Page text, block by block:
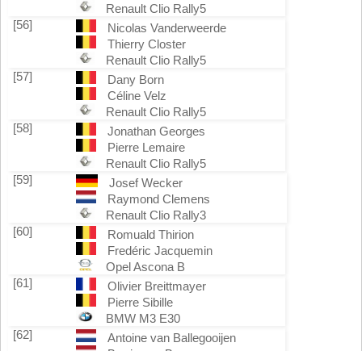
Renault Clio Rally5
[56]
Nicolas Vanderweerde
Thierry Closter
Renault Clio Rally5
[57]
Dany Born
Céline Velz
Renault Clio Rally5
[58]
Jonathan Georges
Pierre Lemaire
Renault Clio Rally5
[59]
Josef Wecker
Raymond Clemens
Renault Clio Rally3
[60]
Romuald Thirion
Fredéric Jacquemin
Opel Ascona B
[61]
Olivier Breittmayer
Pierre Sibille
BMW M3 E30
[62]
Antoine van Ballegooijen